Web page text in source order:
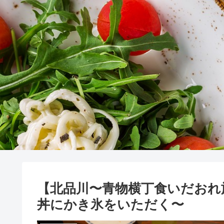
【北品川〜青物横丁食いだお
丼にかき氷をいただく〜